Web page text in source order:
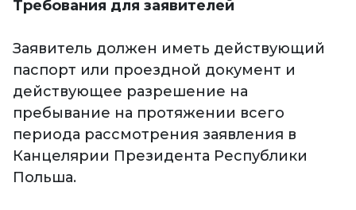
Требования для заявителей
Заявитель должен иметь действующий
паспорт или проездной документ и
действующее разрешение на
пребывание на протяжении всего
периода рассмотрения заявления в
Канцелярии Президента Республики
Польша.